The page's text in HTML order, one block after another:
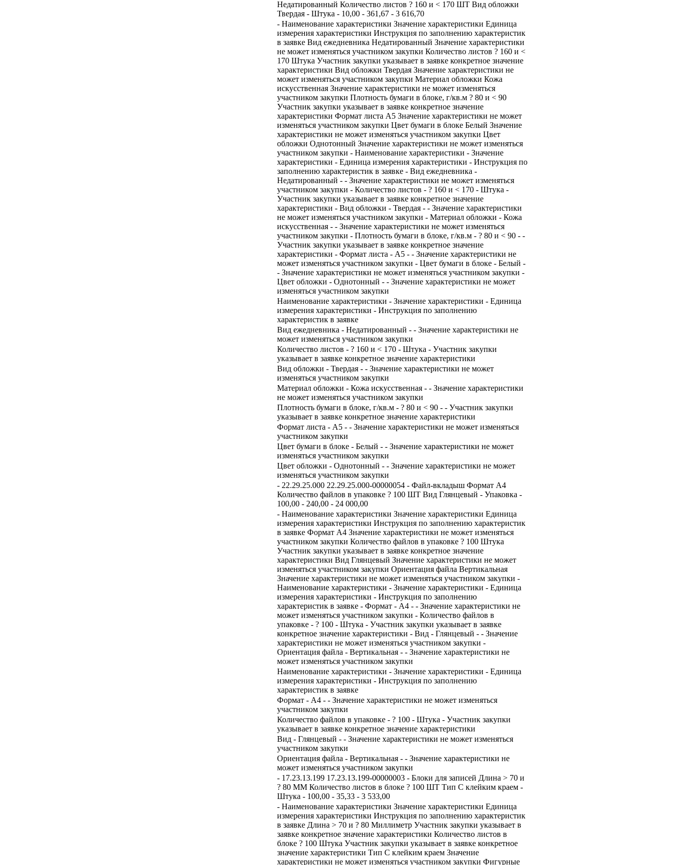
Недатированный Количество листов ? 160 и < 170 ШТ Вид обложки
Твердая - Штука - 10,00 - 361,67 - 3 616,70
- Наименование характеристики Значение характеристики Единица
измерения характеристики Инструкция по заполнению характеристик
в заявке Вид ежедневника Недатированный Значение характеристики
не может изменяться участником закупки Количество листов ? 160 и <
170 Штука Участник закупки указывает в заявке конкретное значение
характеристики Вид обложки Твердая Значение характеристики не
может изменяться участником закупки Материал обложки Кожа
искусственная Значение характеристики не может изменяться
участником закупки Плотность бумаги в блоке, г/кв.м ? 80 и < 90
Участник закупки указывает в заявке конкретное значение
характеристики Формат листа А5 Значение характеристики не может
изменяться участником закупки Цвет бумаги в блоке Белый Значение
характеристики не может изменяться участником закупки Цвет
обложки Однотонный Значение характеристики не может изменяться
участником закупки - Наименование характеристики - Значение
характеристики - Единица измерения характеристики - Инструкция по
заполнению характеристик в заявке - Вид ежедневника -
Недатированный - - Значение характеристики не может изменяться
участником закупки - Количество листов - ? 160 и < 170 - Штука -
Участник закупки указывает в заявке конкретное значение
характеристики - Вид обложки - Твердая - - Значение характеристики
не может изменяться участником закупки - Материал обложки - Кожа
искусственная - - Значение характеристики не может изменяться
участником закупки - Плотность бумаги в блоке, г/кв.м - ? 80 и < 90 - -
Участник закупки указывает в заявке конкретное значение
характеристики - Формат листа - А5 - - Значение характеристики не
может изменяться участником закупки - Цвет бумаги в блоке - Белый -
- Значение характеристики не может изменяться участником закупки -
Цвет обложки - Однотонный - - Значение характеристики не может
изменяться участником закупки
Наименование характеристики - Значение характеристики - Единица
измерения характеристики - Инструкция по заполнению
характеристик в заявке
Вид ежедневника - Недатированный - - Значение характеристики не
может изменяться участником закупки
Количество листов - ? 160 и < 170 - Штука - Участник закупки
указывает в заявке конкретное значение характеристики
Вид обложки - Твердая - - Значение характеристики не может
изменяться участником закупки
Материал обложки - Кожа искусственная - - Значение характеристики
не может изменяться участником закупки
Плотность бумаги в блоке, г/кв.м - ? 80 и < 90 - - Участник закупки
указывает в заявке конкретное значение характеристики
Формат листа - А5 - - Значение характеристики не может изменяться
участником закупки
Цвет бумаги в блоке - Белый - - Значение характеристики не может
изменяться участником закупки
Цвет обложки - Однотонный - - Значение характеристики не может
изменяться участником закупки
- 22.29.25.000 22.29.25.000-00000054 - Файл-вкладыш Формат А4
Количество файлов в упаковке ? 100 ШТ Вид Глянцевый - Упаковка -
100,00 - 240,00 - 24 000,00
- Наименование характеристики Значение характеристики Единица
измерения характеристики Инструкция по заполнению характеристик
в заявке Формат А4 Значение характеристики не может изменяться
участником закупки Количество файлов в упаковке ? 100 Штука
Участник закупки указывает в заявке конкретное значение
характеристики Вид Глянцевый Значение характеристики не может
изменяться участником закупки Ориентация файла Вертикальная
Значение характеристики не может изменяться участником закупки -
Наименование характеристики - Значение характеристики - Единица
измерения характеристики - Инструкция по заполнению
характеристик в заявке - Формат - А4 - - Значение характеристики не
может изменяться участником закупки - Количество файлов в
упаковке - ? 100 - Штука - Участник закупки указывает в заявке
конкретное значение характеристики - Вид - Глянцевый - - Значение
характеристики не может изменяться участником закупки -
Ориентация файла - Вертикальная - - Значение характеристики не
может изменяться участником закупки
Наименование характеристики - Значение характеристики - Единица
измерения характеристики - Инструкция по заполнению
характеристик в заявке
Формат - А4 - - Значение характеристики не может изменяться
участником закупки
Количество файлов в упаковке - ? 100 - Штука - Участник закупки
указывает в заявке конкретное значение характеристики
Вид - Глянцевый - - Значение характеристики не может изменяться
участником закупки
Ориентация файла - Вертикальная - - Значение характеристики не
может изменяться участником закупки
- 17.23.13.199 17.23.13.199-00000003 - Блоки для записей Длина > 70 и
? 80 ММ Количество листов в блоке ? 100 ШТ Тип С клейким краем -
Штука - 100,00 - 35,33 - 3 533,00
- Наименование характеристики Значение характеристики Единица
измерения характеристики Инструкция по заполнению характеристик
в заявке Длина > 70 и ? 80 Миллиметр Участник закупки указывает в
заявке конкретное значение характеристики Количество листов в
блоке ? 100 Штука Участник закупки указывает в заявке конкретное
значение характеристики Тип С клейким краем Значение
характеристики не может изменяться участником закупки Фигурные